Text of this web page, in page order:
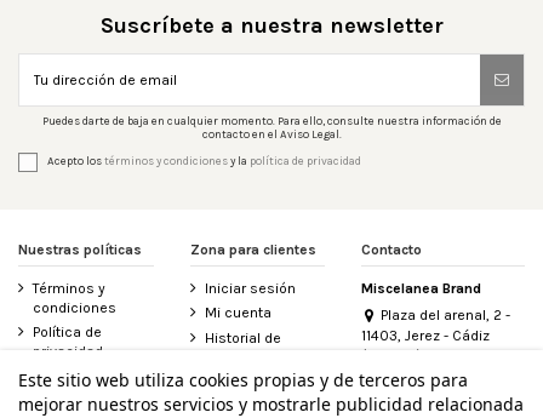
Suscríbete a nuestra newsletter
Puedes darte de baja en cualquier momento. Para ello, consulte nuestra información de
contacto en el Aviso Legal.
Acepto lostérminos y condicionesy la política de privacidad
Nuestras políticas
Términos y
condiciones
Política de
privacidad
Aviso legal
Política de
Zona para clientes
Iniciar sesión
Mi cuenta
Historial de
Contacte con
nosotros
Contacto
Miscelanea Brand
Plaza del arenal, 2 -
11403, Jerez - Cádiz
(España)
956 155 340
Este sitio web utiliza cookies propias y de terceros para
mejorar nuestros servicios y mostrarle publicidad relacionada